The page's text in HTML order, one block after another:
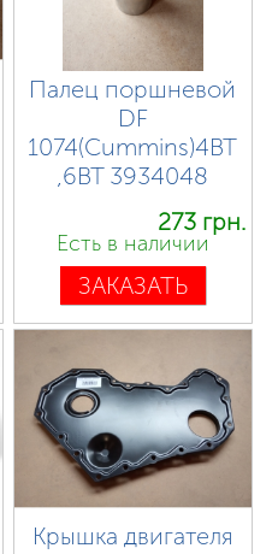
Палец поршневой
DF
1074(Cummins)4BT
,6BT 3934048
273 грн.
Есть в наличии
ЗАКАЗАТЬ
Крышка двигателя